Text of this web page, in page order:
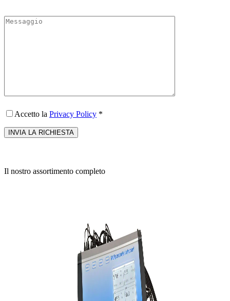
Accetto la Privacy Policy *
Il nostro assortimento completo